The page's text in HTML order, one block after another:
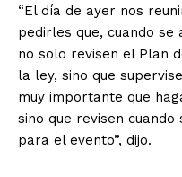
“El día de ayer nos
pedirles que, cuando
no solo revisen el Plan
la ley, sino que
muy importante que
sino que revisen
para el evento”, dijo.